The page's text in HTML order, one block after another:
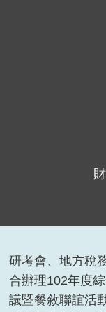
研考會、地方稅
合辦理102年度
議暨餐敘聯誼活